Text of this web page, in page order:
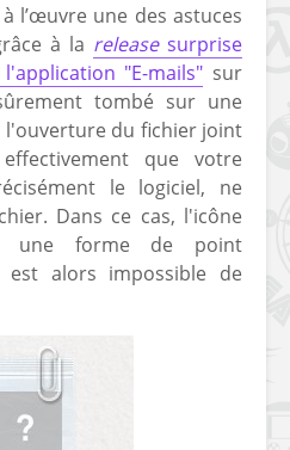
l’œuvre une des astuces
à la releasesurprise
"E-mails" sur
tombé sur une
du fichier joint
que votre
le logiciel, ne
Dans ce cas, l'icône
forme de point
alors impossible de